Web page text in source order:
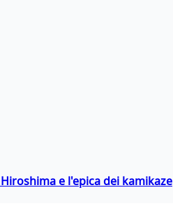
e l'epica dei kamikaze